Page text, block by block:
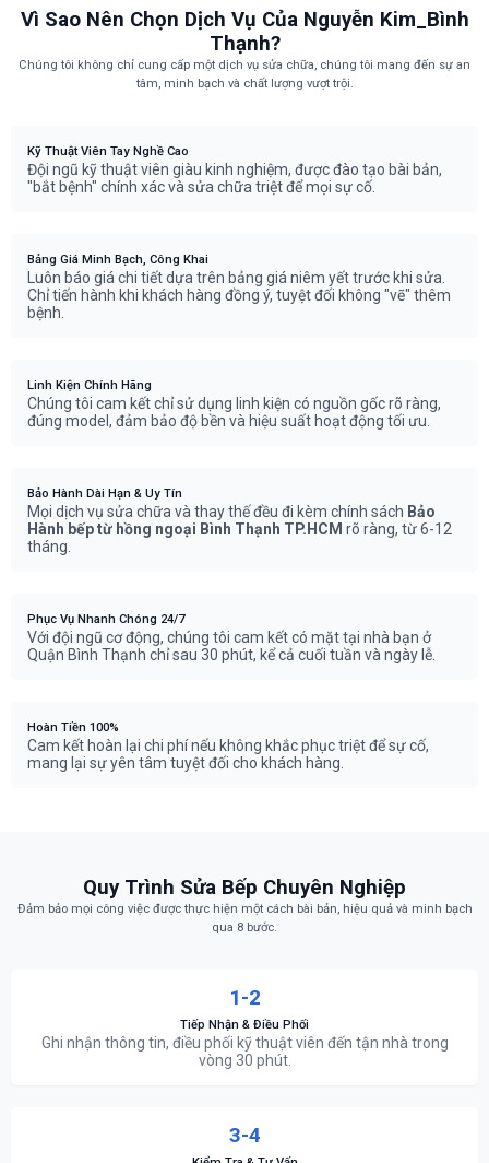
Vì Sao Nên Chọn Dịch Vụ Của Nguyễn Kim_Bình
Thạnh?
Chúng tôi không chỉ cung cấp một dịch vụ sửa chữa, chúng tôi mang đến sự an
tâm, minh bạch và chất lượng vượt trội.
Kỹ Thuật Viên Tay Nghề Cao
Đội ngũ kỹ thuật viên giàu kinh nghiệm, được đào tạo bài bản,
"bắt bệnh" chính xác và sửa chữa triệt để mọi sự cố.
Bảng Giá Minh Bạch, Công Khai
Luôn báo giá chi tiết dựa trên bảng giá niêm yết trước khi sửa.
Chỉ tiến hành khi khách hàng đồng ý, tuyệt đối không "vẽ" thêm
bệnh.
Linh Kiện Chính Hãng
Chúng tôi cam kết chỉ sử dụng linh kiện có nguồn gốc rõ ràng,
đúng model, đảm bảo độ bền và hiệu suất hoạt động tối ưu.
Bảo Hành Dài Hạn & Uy Tín
Mọi dịch vụ sửa chữa và thay thế đều đi kèm chính sách Bảo
Hành bếp từ hồng ngoại Bình Thạnh TP.HCM rõ ràng, từ 6-12
tháng.
Phục Vụ Nhanh Chóng 24/7
Với đội ngũ cơ động, chúng tôi cam kết có mặt tại nhà bạn ở
Quận Bình Thạnh chỉ sau 30 phút, kể cả cuối tuần và ngày lễ.
Hoàn Tiền 100%
Cam kết hoàn lại chi phí nếu không khắc phục triệt để sự cố,
mang lại sự yên tâm tuyệt đối cho khách hàng.
Quy Trình Sửa Bếp Chuyên Nghiệp
Đảm bảo mọi công việc được thực hiện một cách bài bản, hiệu quả và minh bạch
qua 8 bước.
1-2
Tiếp Nhận & Điều Phối
Ghi nhận thông tin, điều phối kỹ thuật viên đến tận nhà trong
vòng 30 phút.
3-4